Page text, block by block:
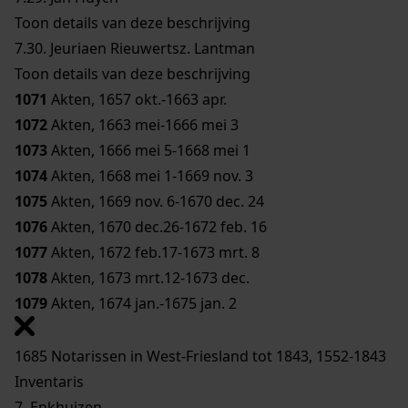
Toon details van deze beschrijving
7.30. Jeuriaen Rieuwertsz. Lantman
Toon details van deze beschrijving
1071 Akten, 1657 okt.-1663 apr.
1072Akten, 1663 mei-1666 mei 3
1073Akten, 1666 mei 5-1668 mei 1
1074Akten, 1668 mei 1-1669 nov. 3
1075Akten, 1669 nov. 6-1670 dec. 24
1076Akten, 1670 dec.26-1672 feb. 16
1077Akten, 1672 feb.17-1673 mrt. 8
1078Akten, 1673 mrt.12-1673 dec.
1079Akten, 1674 jan.-1675 jan. 2
1685 Notarissen in West-Friesland tot 1843, 1552-1843
Inventaris